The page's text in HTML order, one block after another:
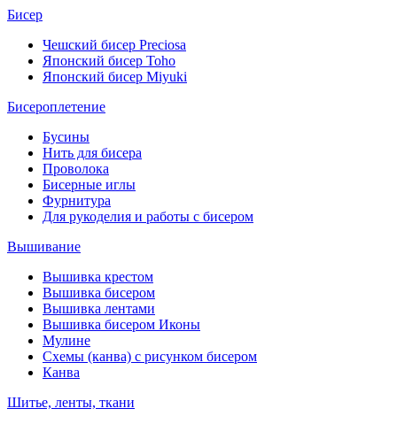
Бисер
Чешский бисер Preciosa
Японский бисер Toho
Японский бисер Miyuki
Бисероплетение
Бусины
Нить для бисера
Проволока
Бисерные иглы
Фурнитура
Для рукоделия и работы с бисером
Вышивание
Вышивка крестом
Вышивка бисером
Вышивка лентами
Вышивка бисером Иконы
Мулине
Схемы (канва) с рисунком бисером
Канва
Шитье, ленты, ткани